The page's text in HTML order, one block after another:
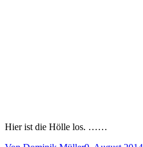
Hier ist die Hölle los. ……